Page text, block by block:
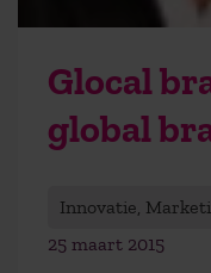
Glocal
global
Innovatie,
25 maart 2015